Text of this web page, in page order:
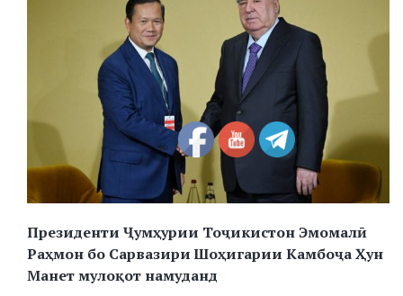
Президенти Ҷумҳурии Тоҷикистон Эмомалӣ
Раҳмон бо Сарвазири Шоҳигарии Камбоҷа Ҳун
Манет мулоқот намуданд